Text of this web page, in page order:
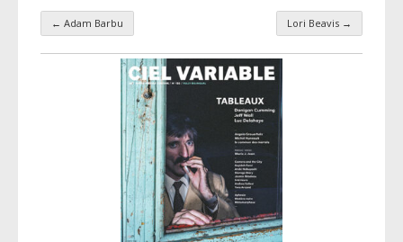
Navigation par taxonomie
← Adam Barbu Lori Beavis →